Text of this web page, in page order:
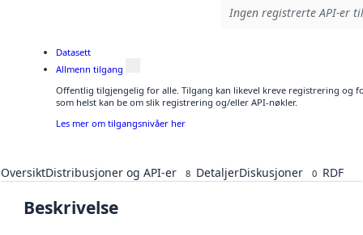
Ingen registrerte API-er
Datasett
Allmenn tilgang
Offentlig tilgjengelig for alle. Tilgang kan likevel kreve registrering og
som helst kan be om slik registrering og/eller API-nøkler.
Les mer om tilgangsnivåer her
OversiktDistribusjoner og API-er 8 DetaljerDiskusjoner 0 RDF
Beskrivelse